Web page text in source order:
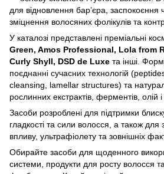
для відновлення барʼєра, заспокоєння
зміцнення волосяних фолікулів та
У каталозі представлені преміальні
Green, Amos Professional, Lola from
Curly Shyll, DSD de Luxe та інші.
поєднанні сучасних технологій
cleansing, lamellar structures) та
рослинних екстрактів, ферментів, олій і
Засоби розроблені для підтримки
гладкості та сили волосся, а також для
впливу, ультрафіолету та зовнішніх
Обирайте засоби для щоденного
системи, продукти для росту волосся